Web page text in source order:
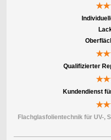
Qualifizierter
Kundendienst
Flachglasfolientechnik für UV-,